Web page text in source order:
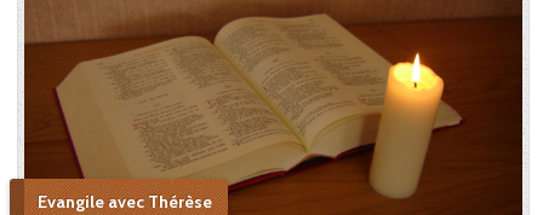
Evangile avec Thérèse